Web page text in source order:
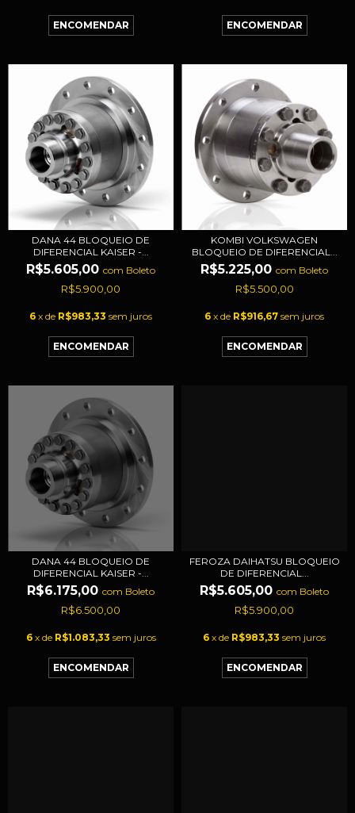
DANA 44 BLOQUEIO DE
DIFERENCIAL KAISER -...
R$5.605,00 com Boleto
R$5.900,00
6 x de R$983,33 sem juros
KOMBI VOLKSWAGEN
BLOQUEIO DE DIFERENCIAL...
R$5.225,00 com Boleto
R$5.500,00
6 x de R$916,67 sem juros
DANA 44 BLOQUEIO DE
DIFERENCIAL KAISER -...
R$6.175,00 com Boleto
R$6.500,00
6 x de R$1.083,33 sem juros
FEROZA DAIHATSU BLOQUEIO
DE DIFERENCIAL...
R$5.605,00 com Boleto
R$5.900,00
6 x de R$983,33 sem juros